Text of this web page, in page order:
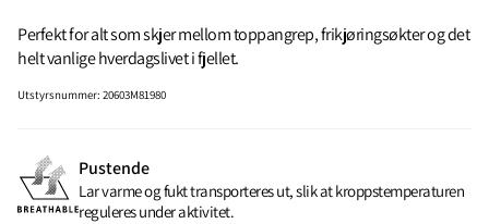
Perfekt for alt som skjer mellom toppangrep, frikjøringsøkter og det
helt vanlige hverdagslivet i fjellet.
Utstyrsnummer:20603M81980
Pustende
Lar varme og fukt transporteres ut, slik at kroppstemperaturen
reguleres under aktivitet.